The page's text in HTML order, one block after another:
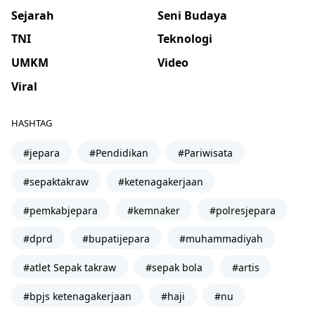
Sejarah
Seni Budaya
TNI
Teknologi
UMKM
Video
Viral
HASHTAG
#jepara #Pendidikan #Pariwisata
#sepaktakraw #ketenagakerjaan
#pemkabjepara #kemnaker #polresjepara
#dprd #bupatijepara #muhammadiyah
#atlet Sepak takraw #sepak bola #artis
#bpjs ketenagakerjaan #haji #nu